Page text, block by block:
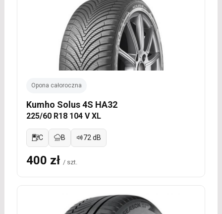
Opona całoroczna
Kumho Solus 4S HA32
225/60 R18 104 V XL
C B 72 dB
400 zł / szt.